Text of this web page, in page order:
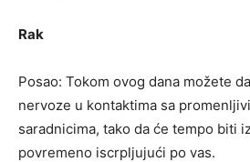
Rak
Posao: Tokom ovog dana možete
nervoze u kontaktima sa
saradnicima, tako da će tempo biti
povremeno iscrpljujući po vas.